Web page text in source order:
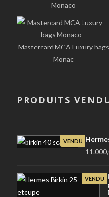
Monaco
Mastercard MCA Luxury bags
Monac
PRODUITS
VENDU
VENDU